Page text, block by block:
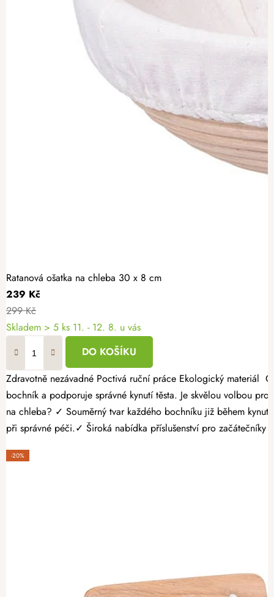
Ratanová ošatka na chleba 30 x 8 cm
239 Kč
299 Kč
Skladem > 5 ks 11. - 12. 8. u vás
DO KOŠÍKU
Zdravotně nezávadné Poctivá ruční práce Ekologický materiál Ošatka na chleba z přírodního neběleného ratanu je vhodná pro každodenní domácí pečení. Kulatý tvar ošatky pomáhá vytvořit pravidelný
bochník a podporuje správné kynutí těsta. Je skvělou volbou pro všechny,
na chleba? ✓ Souměrný tvar každého bochníku již během
při správné péči.✓ Široká nabídka příslušenství pro začátečníky i
-20%